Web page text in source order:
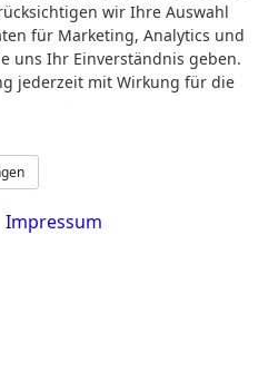
bis Freitag
18:30 Uhr
Sie an
wir Ihre Auswahl
für Marketing, Analytics und
uns Ihr Einverständnis geben.
jederzeit mit Wirkung für die
Impressum